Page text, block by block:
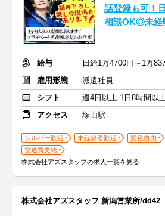
話登録も可！
相談OK◎未経
給与
日給1万4700円～1万
雇用形態
派遣社員
シフト
週4日以上 1日8時間以
アクセス
塚山駅
シルバー歓迎 未経験者歓迎 髪色自由
交通費支給
株式会社アズスタッフの求人一覧を見る
株式会社アズスタッフ 新潟営業所/dd42